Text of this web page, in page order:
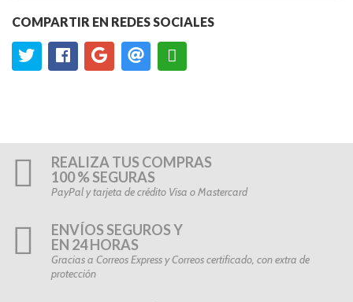
COMPARTIR EN REDES SOCIALES
REALIZA TUS COMPRAS
100 % SEGURAS
PayPal y tarjeta de crédito Visa o Mastercard
ENVÍOS SEGUROS Y
EN 24 HORAS
Gracias a Correos Express y Correos certificado, con extra de
protección